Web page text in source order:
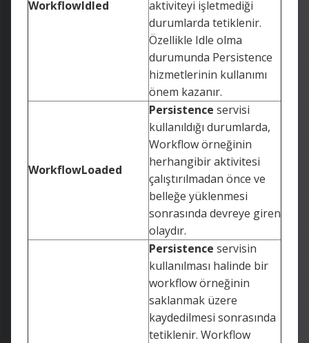
WorkflowIdled
aktiviteyi işletmediği
durumlarda tetiklenir.
Özellikle Idle olma
durumunda Persistence
hizmetlerinin kullanımı
önem kazanır.
WorkflowLoaded
Persistence servisi
kullanıldığı durumlarda,
Workflow örneğinin
herhangibir aktivitesi
çalıştırılmadan önce ve
belleğe yüklenmesi
sonrasında devreye giren
olaydır.
Persistence servisin
kullanılması halinde bir
workflow örneğinin
saklanmak üzere
kaydedilmesi sonrasında
tetiklenir. Workflow